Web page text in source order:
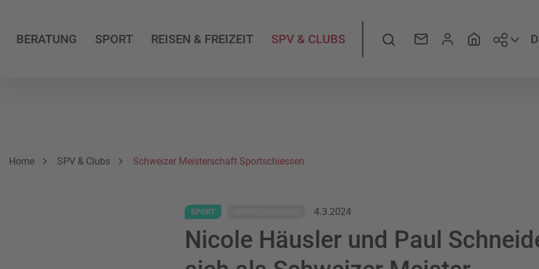
BERATUNG SPORT REISEN & FREIZEIT SPV & CLUBS Suche
Breadcrumbnavigation
Sie befinden sich hier:
Home SPV & Clubs Schweizer Meisterschaft Sportschiessen
SPORT 4.3.2024
Nicole Häusler und Paul